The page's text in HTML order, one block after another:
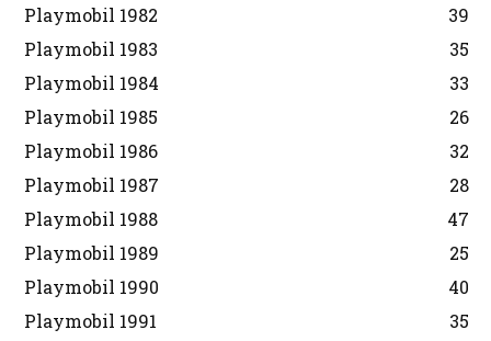
Playmobil 1982
39
Playmobil 1983
35
Playmobil 1984
33
Playmobil 1985
26
Playmobil 1986
32
Playmobil 1987
28
Playmobil 1988
47
Playmobil 1989
25
Playmobil 1990
40
Playmobil 1991
35